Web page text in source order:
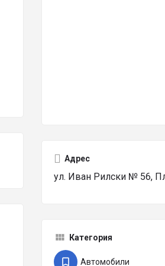
Адрес
ул. Иван Рилски № 56,
Категория
Автомобили